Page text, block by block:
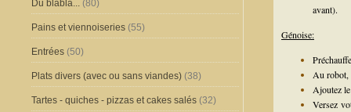
Du blabla... (80)
Pains et viennoiseries (55)
Entrées (50)
Plats divers (avec ou sans viandes) (38)
Tartes - quiches - pizzas et cakes salés (32)
avant).
Génoise:
Au robot,
Ajoutez
Versez